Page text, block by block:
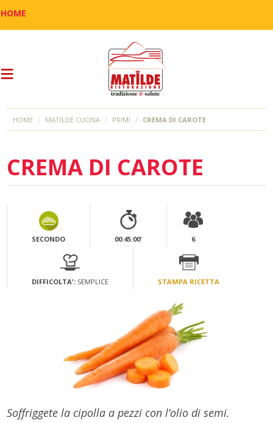
HOME
HOME MATILDE CUCINA PRIMI CREMA DI CAROTE
CREMA DI CAROTE
SECONDO 00:45:00' 6
DIFFICOLTA': SEMPLICE STAMPA RICETTA
Soffriggete la cipolla a pezzi con l’olio di semi.